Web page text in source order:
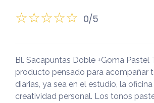
0/5
Bl. Sacapuntas Doble +Goma Pastel
producto pensado para acompañar
diarias, ya sea en el estudio, la
creatividad personal. Los tonos